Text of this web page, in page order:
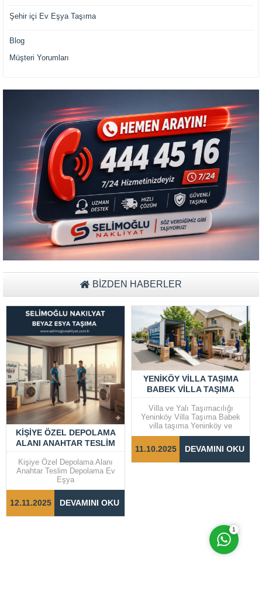
Şehir içi Ev Eşya Taşıma
Blog
Müşteri Yorumları
BİZDEN HABERLER
KIŞIYE ÖZEL DEPOLAMA
ALANI ANAHTAR TESLIM
DEPOLAMA EV EŞYA
Kişiye Özel Depolama Alanı
Anahtar Teslim Depolama Ev
Eşya
12.11.2025 DEVAMINI OKU
YENIKÖY VILLA TAŞIMA
BABEK VILLA TAŞIMA
Villa ve Yalı Taşımacılığı
Yeninköy Villa Taşıma Babek
villa taşıma Yeninköy ve
Bebek gibi prestijli semtlerde
taşıma işlemleri, dikkat ve
özen gerektiren bir süreçtir.
11.10.2025 DEVAMINI OKU
al
1